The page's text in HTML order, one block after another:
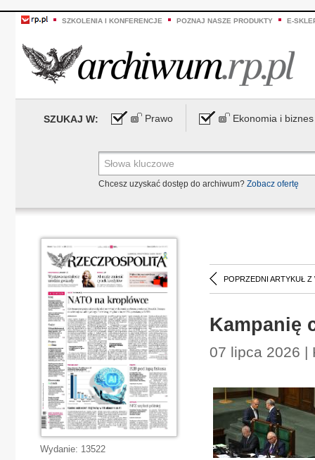
SZKOLENIA I KONFERENCJE POZNAJ NASZE PRODUKTY E-
SZUKAJ W: Prawo Ekonomia i biznes
Chcesz uzyskać dostęp do archiwum? Zobacz ofertę
POPRZEDNI ARTYKUŁ Z
Kampanię
07 lipca 2026 |
Wydanie: 13522